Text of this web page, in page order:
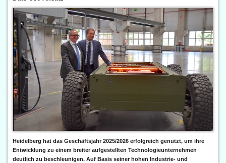
Heidelberg hat das Geschäftsjahr 2025/2026 erfolgreich genutzt, um ihre
Entwicklung zu einem breiter aufgestellten Technologieunternehmen
deutlich zu beschleunigen. Auf Basis seiner hohen Industrie- und